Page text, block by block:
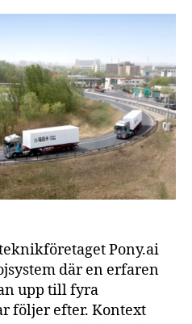
konvoj
förare
styr
fyra
självkörande
fordon
Pony.ai
där en erfaren
upp till fyra
följer efter. Kontext